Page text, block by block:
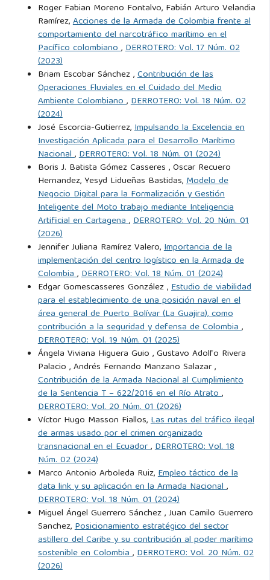
Ohno, T. (1991). El sistema de producción Toyota.
Routledge, 1.ª edición.
Olano, H. A. G. (2011). Brief review of military logistics in
Colombia: The case of General Santander. Revista
Prolegómenos - Derechos y Valores, XIV(28), 203–215.
Accedido el 17 de septiembre de 2024, de
https://intellectum.unisabana.edu.co/handle/10818/41418?
show=full.
Pokharel, S., & Mutha, A. (2009). Perspectives in reverse
logistics: A review. Resour Conserv Recycl, 53(4), 175–182.
Rodríguez, H. P. (1980). Escritos sobre el General
Santander. Colección de Oro del Militar Colombiano.
Imprenta y Publicaciones de las Fuerzas Militares, Bogotá,
Colombia, primera edición.
Salmon, K. (1993). Efficient consumer response: Enhancing
consumer value in the supply chain.
Saá, J. M. M., Gamboa, M. J. S., Villalba, F. R. M., & Hurtado,
D. P. J. Y. (2018). Caracterización de la logística comercial y
su evolución.
Serrano, A., Kalenatic, D., López, C., & Montoya-Torres, J. R.
(2023). Evolution of military logistics. Logistics, 7(2), 7–22.
Servera-Francés, D. (2010). Concepto y evolución de la
función logística. Revista Innovar, 20(38), 217–234.
Shaw, A. W. (1916). An Approach to Business Problems.
Humphrey Milford: Oxford University Press, primera edición.
Accedido el 27 de agosto de 2024, de
https://dn790009.ca.archive.org/0/items/
Roger Fabian Moreno Fontalvo, Fabián Arturo Velandia
Ramírez,Acciones de la Armada de Colombia frente al
comportamiento del narcotráfico marítimo en el
Pacífico colombiano,DERROTERO: Vol. 17 Núm. 02
(2023)
Briam Escobar Sánchez ,Contribución de las
Operaciones Fluviales en el Cuidado del Medio
Ambiente Colombiano,DERROTERO: Vol. 18 Núm. 02
(2024)
José Escorcia-Gutierrez,Impulsando la Excelencia en
Investigación Aplicada para el Desarrollo Marítimo
Nacional,DERROTERO: Vol. 18 Núm. 01 (2024)
Boris J. Batista Gómez Casseres , Oscar Recuero
Hernandez, Yesyd Lidueñas Bastidas,Modelo de
Negocio Digital para la Formalización y Gestión
Inteligente del Moto trabajo mediante Inteligencia
Artificial en Cartagena,DERROTERO: Vol. 20 Núm. 01
(2026)
Jennifer Juliana Ramírez Valero,Importancia de la
implementación del centro logístico en la Armada de
Colombia,DERROTERO: Vol. 18 Núm. 01 (2024)
Edgar Gomescasseres González ,Estudio de viabilidad
para el establecimiento de una posición naval en el
área general de Puerto Bolívar (La Guajira), como
contribución a la seguridad y defensa de Colombia,
DERROTERO: Vol. 19 Núm. 01 (2025)
Ángela Viviana Higuera Guio , Gustavo Adolfo Rivera
Palacio , Andrés Fernando Manzano Salazar ,
Contribución de la Armada Nacional al Cumplimiento
de la Sentencia T – 622/2016 en el Río Atrato,
DERROTERO: Vol. 20 Núm. 01 (2026)
Víctor Hugo Masson Fiallos,Las rutas del tráfico ilegal
de armas usado por el crimen organizado
transnacional en el Ecuador,DERROTERO: Vol. 18
Núm. 02 (2024)
Marco Antonio Arboleda Ruiz,Empleo táctico de la
data link y su aplicación en la Armada Nacional,
DERROTERO: Vol. 18 Núm. 01 (2024)
Miguel Ángel Guerrero Sánchez , Juan Camilo Guerrero
Sanchez,Posicionamiento estratégico del sector
astillero del Caribe y su contribución al poder marítimo
sostenible en Colombia,DERROTERO: Vol. 20 Núm. 02
(2026)